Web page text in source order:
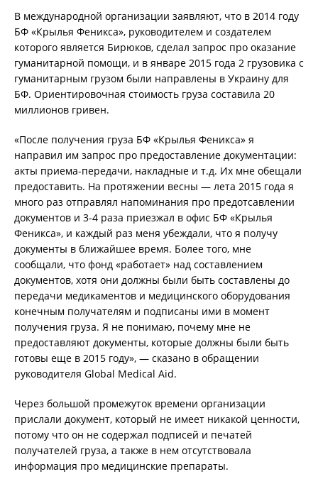
В международной организации заявляют, что в 2014 году
БФ «Крылья Феникса», руководителем и создателем
которого является Бирюков, сделал запрос про оказание
гуманитарной помощи, и в январе 2015 года 2 грузовика с
гуманитарным грузом были направлены в Украину для
БФ. Ориентировочная стоимость груза составила 20
миллионов гривен.
«После получения груза БФ «Крылья Феникса» я
направил им запрос про предоставление документации:
акты приема-передачи, накладные и т.д. Их мне обещали
предоставить. На протяжении весны — лета 2015 года я
много раз отправлял напоминания про предотсавлении
документов и 3-4 раза приезжал в офис БФ «Крылья
Феникса», и каждый раз меня убеждали, что я получу
документы в ближайшее время. Более того, мне
сообщали, что фонд «работает» над составлением
документов, хотя они должны были быть составлены до
передачи медикаментов и медицинского оборудования
конечным получателям и подписаны ими в момент
получения груза. Я не понимаю, почему мне не
предоставляют документы, которые должны были быть
готовы еще в 2015 году», — сказано в обращении
руководителя Global Medical Aid.
Через большой промежуток времени организации
прислали документ, который не имеет никакой ценности,
потому что он не содержал подписей и печатей
получателей груза, а также в нем отсутствовала
информация про медицинские препараты.